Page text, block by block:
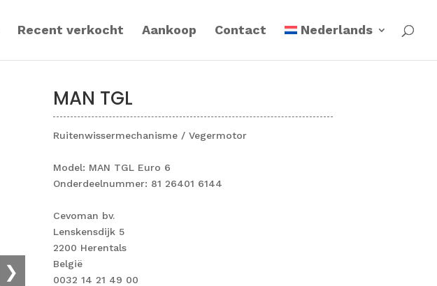
Recent verkocht Aankoop Contact Nederlands
❯
MAN TGL
Ruitenwissermechanisme / Vegermotor
Model: MAN TGL Euro 6
Onderdeelnummer: 81 26401 6144
Cevoman bv.
Lenskensdijk 5
2200 Herentals
België
0032 14 21 49 00